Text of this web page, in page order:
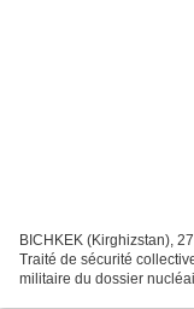
BICHKEK (Kirghizstan),
Traité de sécurité
militaire du dossier